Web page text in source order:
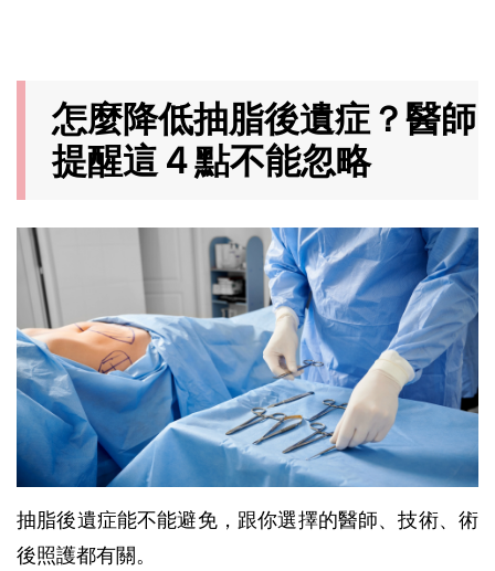
怎麼降低抽脂後遺症？醫師
提醒這 4 點不能忽略
抽脂後遺症能不能避免，跟你選擇的醫師、技術、術
後照護都有關。